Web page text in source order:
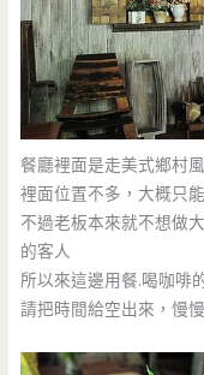
餐廳裡面是走美式鄉村
裡面位置不多，大概只
不過老板本來就不想做
的客人
所以來這邊用餐.喝咖啡
請把時間給空出來，慢